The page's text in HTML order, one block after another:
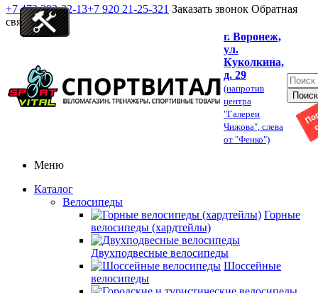
+7 473 292-32-13+7 920 21-25-321 Заказать звонок Обратная
связь
г. Воронеж,
ул.
Куколкина,
д. 29
(напротив
центра
"Галереи
Чижова", слева
от "Фенко")
Меню
Каталог
Велосипеды
Горные
велосипеды (хардтейлы)
Двухподвесные велосипеды
Шоссейные
велосипеды